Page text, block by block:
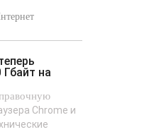
Гбайт на
Chrome и